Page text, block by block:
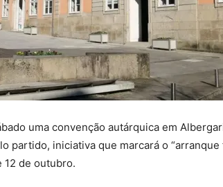
uma convenção autárquica em
partido, iniciativa que marcará o “arranque
12 de outubro.